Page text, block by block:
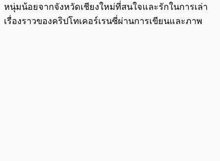
หนุ่มน้อยจากจังหวัดเชียงใหม่ที่สนใจและรักในการเล่า
เรื่องราวของคริปโทเคอร์เรนซี่ผ่านการเขียนและภาพ